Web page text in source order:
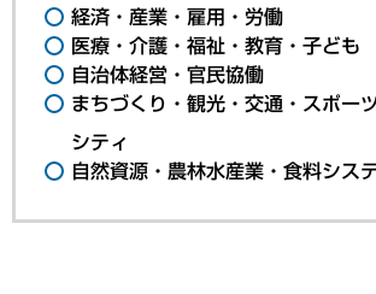
経済・産業・雇用・労働
医療・介護・福祉・教育・子ども
自治体経営・官民協働
まちづくり・観光・交通・スポー
シティ
自然資源・農林水産業・食料シス